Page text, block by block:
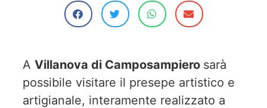
A Villanova di Camposampiero sarà
possibile visitare il presepe artistico e
artigianale, interamente realizzato a